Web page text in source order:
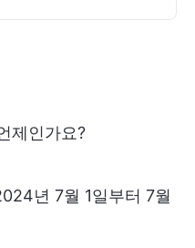
제인가요?
년 7월 1일부터 7월